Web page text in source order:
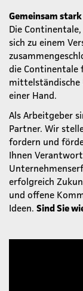
Gemeinsam
Die
sich zu einem
die Continentale
mittelständische
einer Hand.
Als Arbeitgeber
Partner. Wir
fordern und
Ihnen
erfolgreich
und offene
Ideen. Sind Sie